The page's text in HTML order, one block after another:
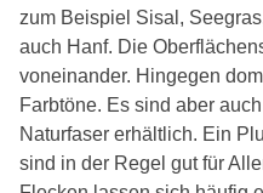
zum Beispiel Sisal,
auch Hanf. Die
voneinander. Hingegen
Farbtöne. Es sind aber
Naturfaser erhältlich. Ein
sind in der Regel gut für